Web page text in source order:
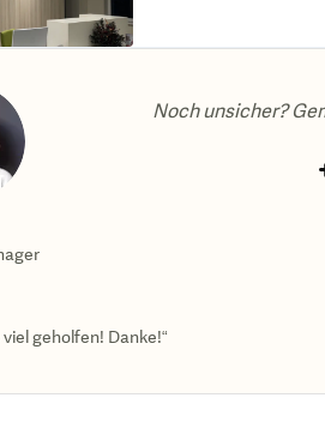
Noch unsicher?
geholfen! Danke!“